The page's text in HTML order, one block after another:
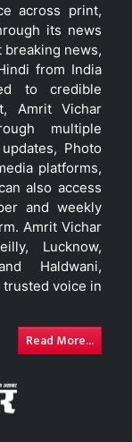
across print,
its news
news,
from India
to credible
Amrit Vichar
multiple
Photo
platforms,
also access
and weekly
Amrit Vichar
Lucknow,
Haldwani,
voice in
Read More...